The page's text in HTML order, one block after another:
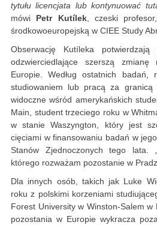
tytułu licencjata lub kontynuować
mówi Petr Kutílek, czeski
środkowoeuropejską w CIEE Study
Obserwację Kutíleka
odzwierciedlające szerszą
Europie. Według ostatnich badań,
studiowaniem lub pracą za
widoczne wśród amerykańskich
Main, student trzeciego roku w
w stanie Waszyngton, który jest
cięciami w finansowaniu badań w
Stanów Zjednoczonych tego lata.
którego rozważam pozostanie w
Dla innych osób, takich jak Luke
roku z polskimi korzeniami
Forest University w Winston-Salem w
pozostania w Europie wykracza